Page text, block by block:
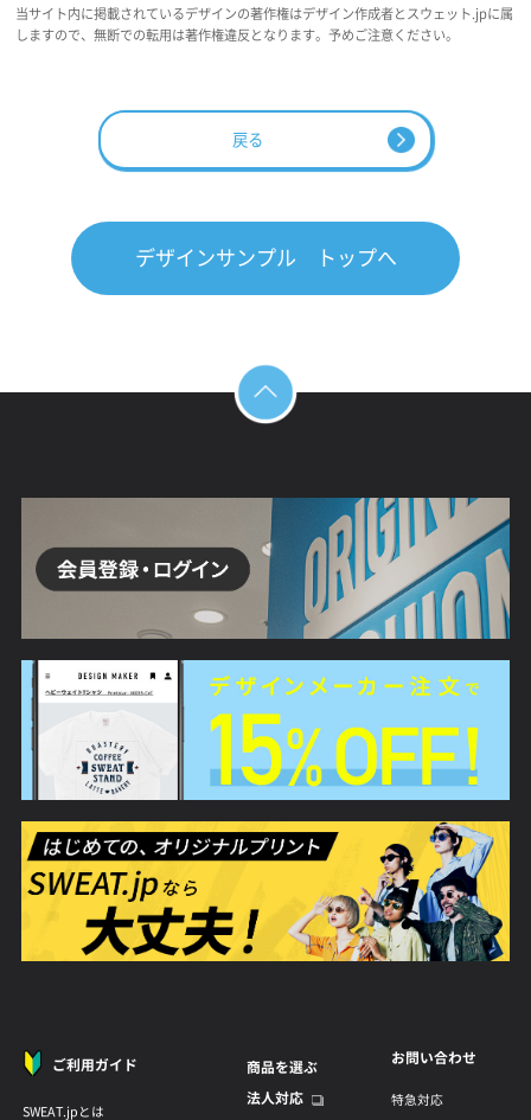
当サイト内に掲載されているデザインの著作権はデザイン作成者とスウェット.jpに属
しますので、無断での転用は著作権違反となります。予めご注意ください。
戻る
デザインサンプル トップへ
ご利用ガイド
SWEAT.jpとは
商品を選ぶ
法人対応
お問い合わせ
特急対応